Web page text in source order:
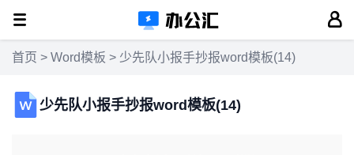
首页 > Word模板 > 少先队小报手抄报word模板(14)
少先队小报手抄报word模板(14)